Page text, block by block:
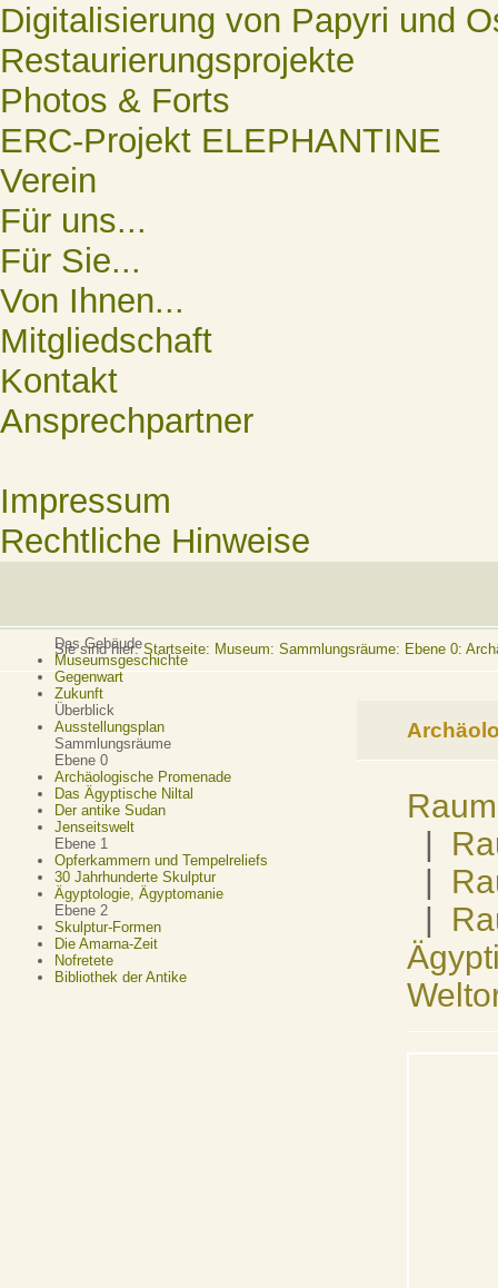
Digitalisierung von Papyri und
Restaurierungsprojekte
Photos & Forts
ERC-Projekt ELEPHANTINE
Verein
Für uns...
Für Sie...
Von Ihnen...
Mitgliedschaft
Kontakt
Ansprechpartner
Impressum
Rechtliche Hinweise
Das Gebäude
Museumsgeschichte
Gegenwart
Zukunft
Überblick
Ausstellungsplan
Sammlungsräume
Ebene 0
Archäologische Promenade
Das Ägyptische Niltal
Der antike Sudan
Jenseitswelt
Ebene 1
Opferkammern und Tempelreliefs
30 Jahrhunderte Skulptur
Ägyptologie, Ägyptomanie
Ebene 2
Skulptur-Formen
Die Amarna-Zeit
Nofretete
Bibliothek der Antike
Sie sind hier:Startseite: Museum: Sammlungsräume: Ebene 0: